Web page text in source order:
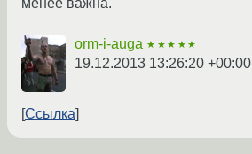
менее важна.
orm-i-auga ★★★★★
19.12.2013 13:26:20 +00:00
Ссылка